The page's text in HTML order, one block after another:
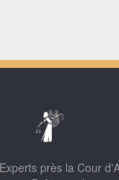
près la Cour